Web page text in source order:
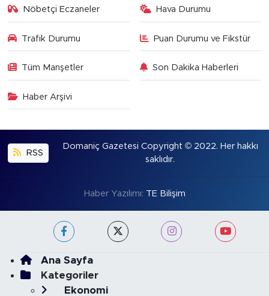
Nöbetçi Eczaneler Hava Durumu
Trafik Durumu Puan Durumu ve Fikstür
Tüm Manşetler Son Dakika Haberleri
Haber Arşivi
RSS
Domaniç Gazetesi Copyright © 2022. Her hakkı
saklıdır.
Haber Yazılımı: TE Bilişim
Ana Sayfa
Kategoriler
Ekonomi